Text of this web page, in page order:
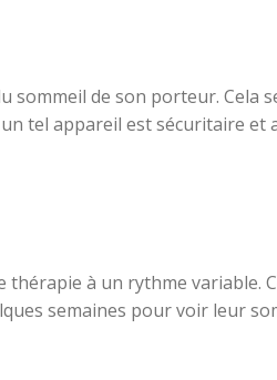
sommeil de son porteur.
tel appareil est sécuritaire
thérapie à un rythme
semaines pour voir leur